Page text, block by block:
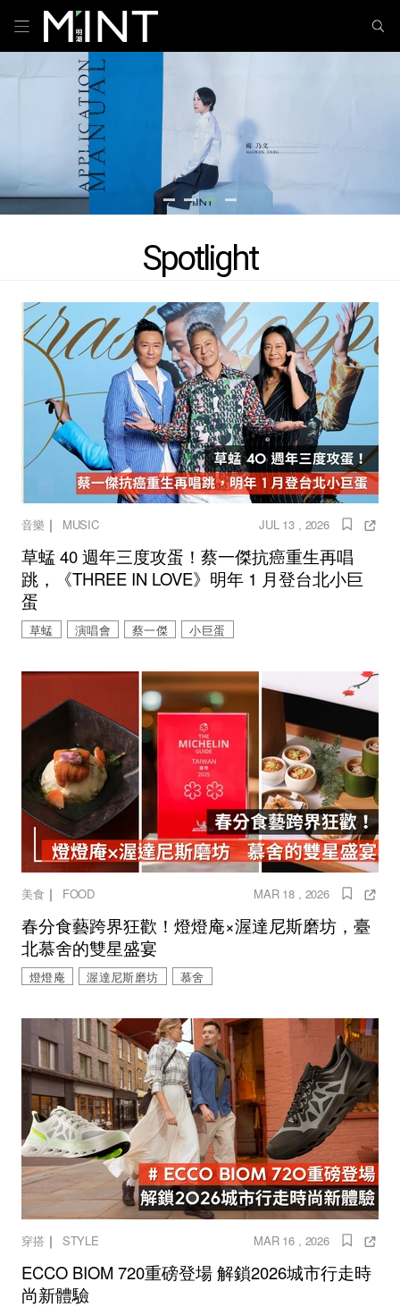
Spotlight
音樂 ｜ MUSIC JUL 13 , 2026
草蜢 40 週年三度攻蛋！蔡一傑抗癌重生再唱
跳，《THREE IN LOVE》明年 1 月登台北小巨
蛋
草蜢 演唱會 蔡一傑 小巨蛋
美食 ｜ FOOD MAR 18 , 2026
春分食藝跨界狂歡！燈燈庵×渥達尼斯磨坊，臺
北慕舍的雙星盛宴
燈燈庵 渥達尼斯磨坊 慕舍
穿搭 ｜ STYLE MAR 16 , 2026
ECCO BIOM 720重磅登場 解鎖2026城市行走時
尚新體驗